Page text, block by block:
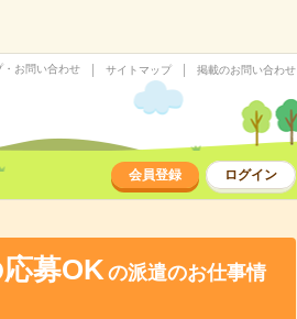
・お問い合わせ サイトマップ 掲載のお問い合わせ
会員登録 ログイン
募OKの派遣のお仕事情